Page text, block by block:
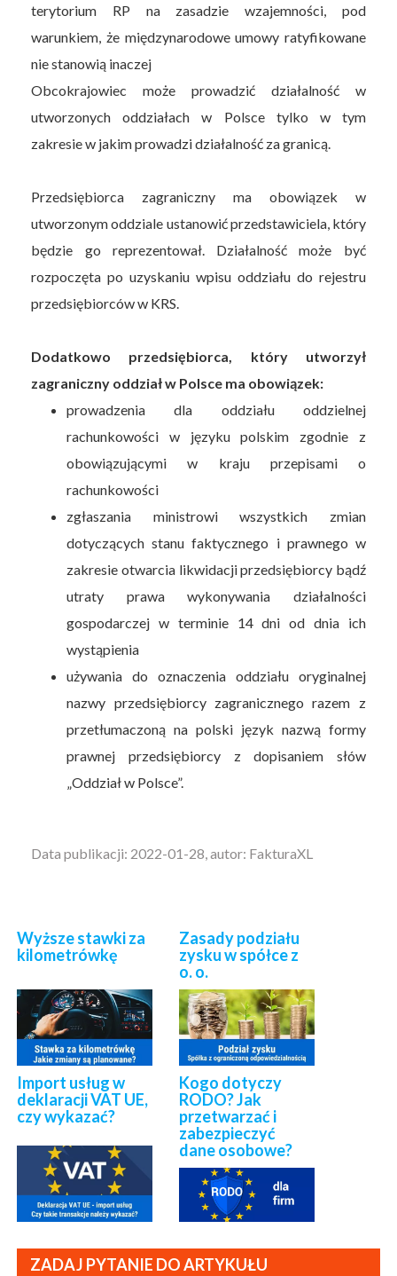
terytorium RP na zasadzie wzajemności, pod
warunkiem, że międzynarodowe umowy ratyfikowane
nie stanowią inaczej
Obcokrajowiec może prowadzić działalność w
utworzonych oddziałach w Polsce tylko w tym
zakresie w jakim prowadzi działalność za granicą.
Przedsiębiorca zagraniczny ma obowiązek w
utworzonym oddziale ustanowić przedstawiciela, który
będzie go reprezentował. Działalność może być
rozpoczęta po uzyskaniu wpisu oddziału do rejestru
przedsiębiorców w KRS.
Dodatkowo przedsiębiorca, który utworzył
zagraniczny oddział w Polsce ma obowiązek:
prowadzenia dla oddziału oddzielnej
rachunkowości w języku polskim zgodnie z
obowiązującymi w kraju przepisami o
rachunkowości
zgłaszania ministrowi wszystkich zmian
dotyczących stanu faktycznego i prawnego w
zakresie otwarcia likwidacji przedsiębiorcy bądź
utraty prawa wykonywania działalności
gospodarczej w terminie 14 dni od dnia ich
wystąpienia
używania do oznaczenia oddziału oryginalnej
nazwy przedsiębiorcy zagranicznego razem z
przetłumaczoną na polski język nazwą formy
prawnej przedsiębiorcy z dopisaniem słów
„Oddział w Polsce”.
Data publikacji: 2022-01-28, autor: FakturaXL
Wyższe stawki za
kilometrówkę
Zasady podziału
zysku w spółce z
o. o.
Import usług w
deklaracji VAT UE,
czy wykazać?
Kogo dotyczy
RODO? Jak
przetwarzać i
zabezpieczyć
dane osobowe?
ZADAJ PYTANIE DO ARTYKUŁU